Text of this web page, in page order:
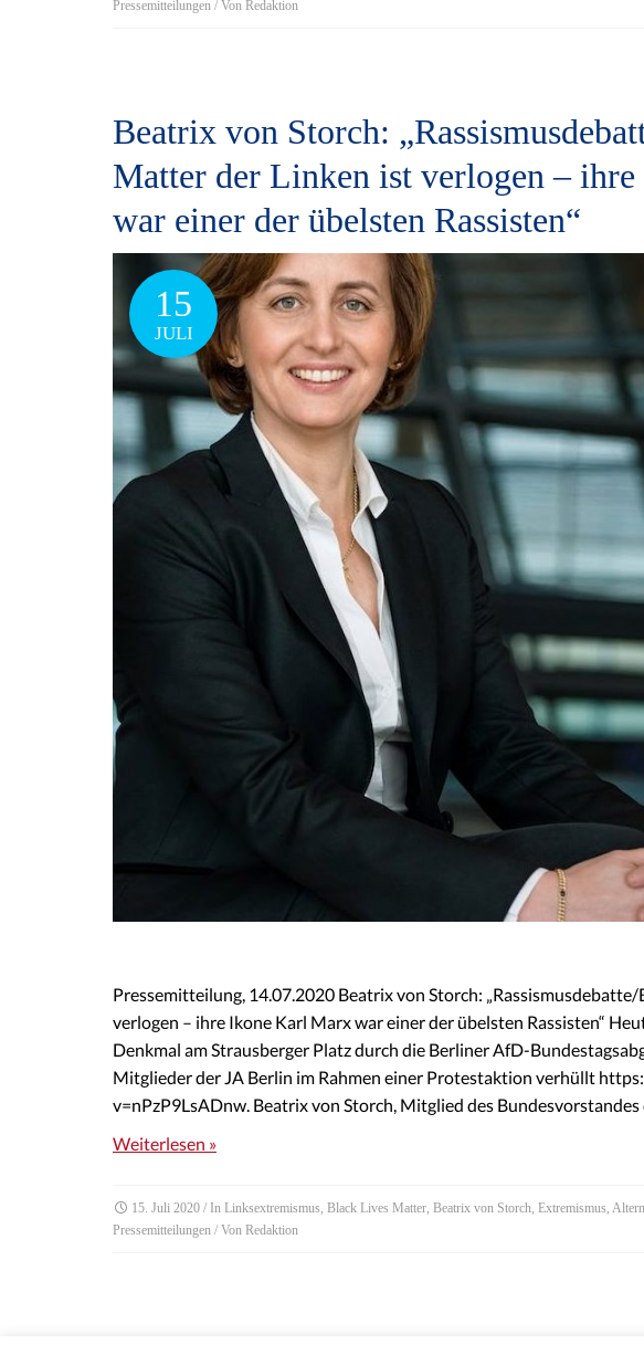
Pressemitteilungen / Von Redaktion
Beatrix von Storch:
Matter der Linken ist verlogen –
war einer der übelsten Rassisten“
15
JULI
Pressemitteilung, 14.07.2020 Beatrix von Storch:
verlogen – ihre Ikone Karl Marx war einer der übelsten Rassisten“
Denkmal am Strausberger Platz durch die Berliner AfD-
Mitglieder der JA Berlin im Rahmen einer Protestaktion verhüllt
v=nPzP9LsADnw. Beatrix von Storch, Mitglied des
Weiterlesen »
15. Juli 2020 / In Linksextremismus, Black Lives Matter, Beatrix von Storch, Extremismus,
Pressemitteilungen / Von Redaktion